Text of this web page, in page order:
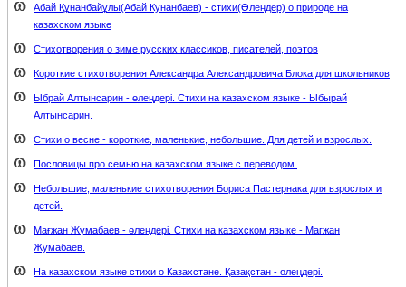
Абай Құнанбайұлы(Абай Кунанбаев) - стихи(Өлеңдер) о природе на
казахском языке
Стихотворения о зиме русских классиков, писателей, поэтов
Короткие стихотворения Александра Александровича Блока для школьников
Ыбрай Алтынсарин - өлеңдері. Стихи на казахском языке - Ыбырай
Алтынсарин.
Стихи о весне - короткие, маленькие, небольшие. Для детей и взрослых.
Пословицы про семью на казахском языке с переводом.
Небольшие, маленькие стихотворения Бориса Пастернака для взрослых и
детей.
Мағжан Жұмабаев - өлеңдері. Стихи на казахском языке - Магжан
Жумабаев.
На казахском языке стихи о Казахстане. Қазақстан - өлеңдері.